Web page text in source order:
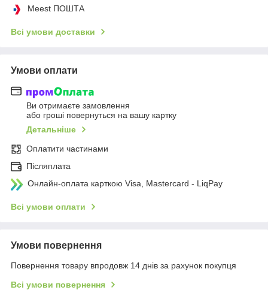
Meest ПОШТА
Всі умови доставки
Умови оплати
Ви отримаєте замовлення
або гроші повернуться на вашу картку
Детальніше
Оплатити частинами
Післяплата
Онлайн-оплата карткою Visa, Mastercard - LiqPay
Всі умови оплати
Умови повернення
Повернення товару впродовж 14 днів за рахунок покупця
Всі умови повернення